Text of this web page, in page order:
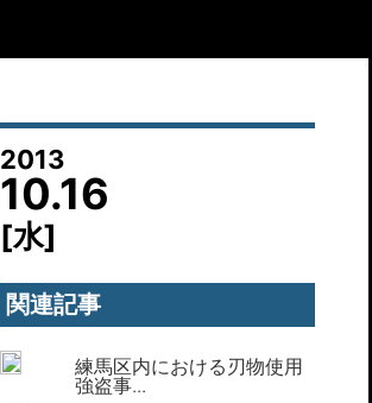
2013
10.16
[水]
関連記事
練馬区内における刃物使用
強盗事...